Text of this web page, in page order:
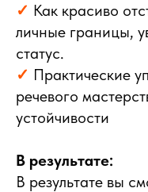
✓ Как красиво
личные границы,
статус.
✓ Практические
речевого
устойчивости
В результате:
В результате вы